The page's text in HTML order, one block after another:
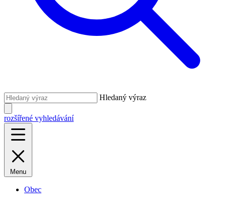
Hledaný výraz
rozšířené vyhledávání
Menu
Obec